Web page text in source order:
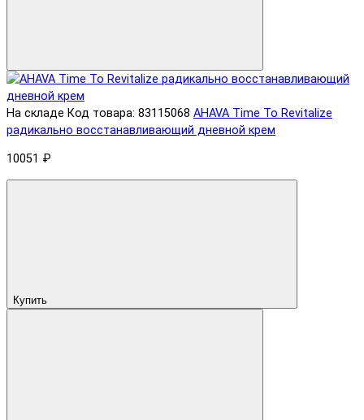
На складе Код товара: 83115068 AHAVA Time To Revitalize
радикально восстанавливающий дневной крем
10051 ₽
Купить